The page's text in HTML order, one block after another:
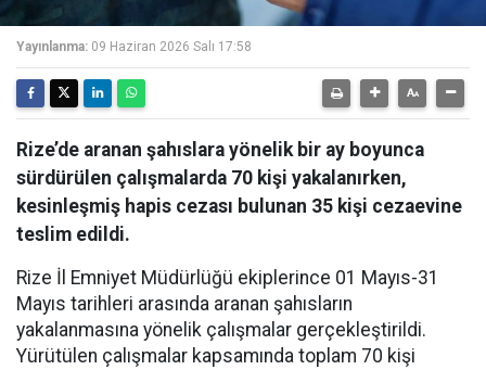
Yayınlanma: 09 Haziran 2026 Salı 17:58
Rize’de aranan şahıslara yönelik bir ay boyunca
sürdürülen çalışmalarda 70 kişi yakalanırken,
kesinleşmiş hapis cezası bulunan 35 kişi cezaevine
teslim edildi.
Rize İl Emniyet Müdürlüğü ekiplerince 01 Mayıs-31
Mayıs tarihleri arasında aranan şahısların
yakalanmasına yönelik çalışmalar gerçekleştirildi.
Yürütülen çalışmalar kapsamında toplam 70 kişi